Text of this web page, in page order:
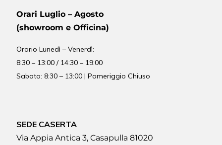
Orari Luglio – Agosto
(showroom e Officina)
OrarioLunedì – Venerdì:
8:30 – 13:00 / 14:30 – 19:00
Sabato: 8:30 – 13:00 | Pomeriggio Chiuso
SEDE CASERTA
Via Appia Antica 3, Casapulla 81020